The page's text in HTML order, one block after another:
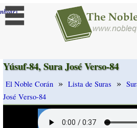
]
Yúsuf-84, Sura José Verso-84
El Noble Corán » Lista de Suras »
José Verso-84